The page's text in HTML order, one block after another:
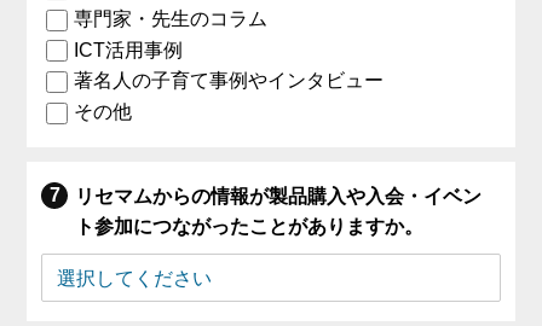
専門家・先生のコラム
ICT活用事例
著名人の子育て事例やインタビュー
その他
リセマムからの情報が製品購入や入会・イベン
ト参加につながったことがありますか。